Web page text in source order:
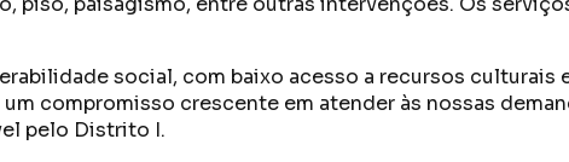
social, com baixo acesso a recursos
compromisso crescente em atender às nossas
pelo Distrito I.